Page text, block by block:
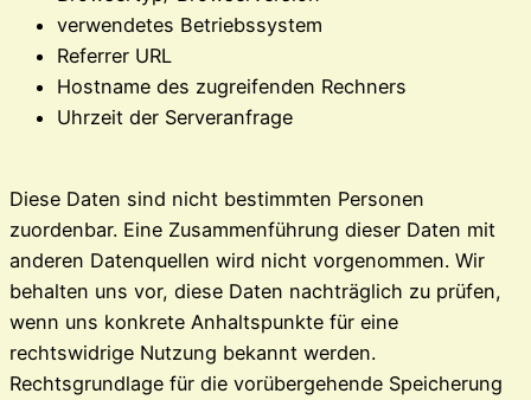
verwendetes Betriebssystem
Referrer URL
Hostname des zugreifenden Rechners
Uhrzeit der Serveranfrage
Diese Daten sind nicht bestimmten Personen
zuordenbar. Eine Zusammenführung dieser Daten mit
anderen Datenquellen wird nicht vorgenommen. Wir
behalten uns vor, diese Daten nachträglich zu prüfen,
wenn uns konkrete Anhaltspunkte für eine
rechtswidrige Nutzung bekannt werden.
Rechtsgrundlage für die vorübergehende Speicherung